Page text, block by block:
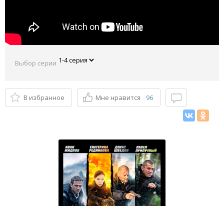
Выбор серии
В избранное Мне нравится 96